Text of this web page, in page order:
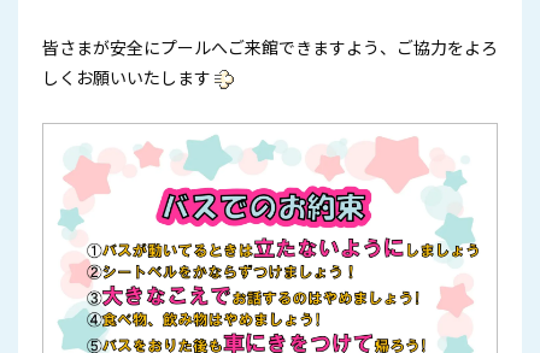
皆さまが安全にプールへご来館できますよう、ご協力をよろ
しくお願いいたします